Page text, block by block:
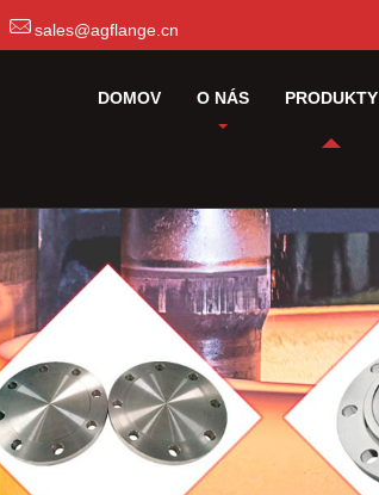
sales@agflange.cn
DOMOV O NÁS PRODUKTY